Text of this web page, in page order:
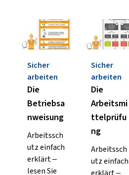
Sicher
arbeiten
Die
Betriebsa
nweisung
Arbeitssch
utz einfach
erklärt –
lesen Sie
Sicher
arbeiten
Die
Arbeitsmi
ttelprüfu
ng
Arbeitssch
utz einfach